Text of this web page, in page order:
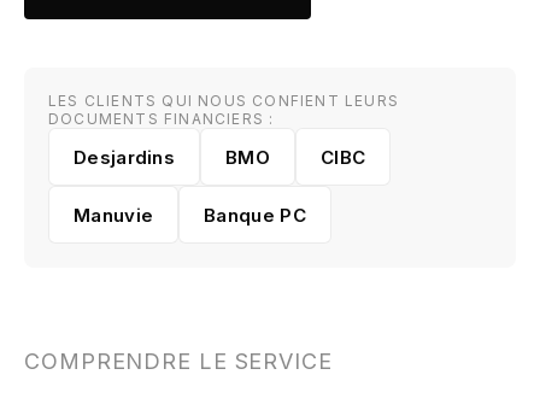
LES CLIENTS QUI NOUS CONFIENT LEURS
DOCUMENTS FINANCIERS :
Desjardins BMO CIBC
Manuvie Banque PC
COMPRENDRE LE SERVICE